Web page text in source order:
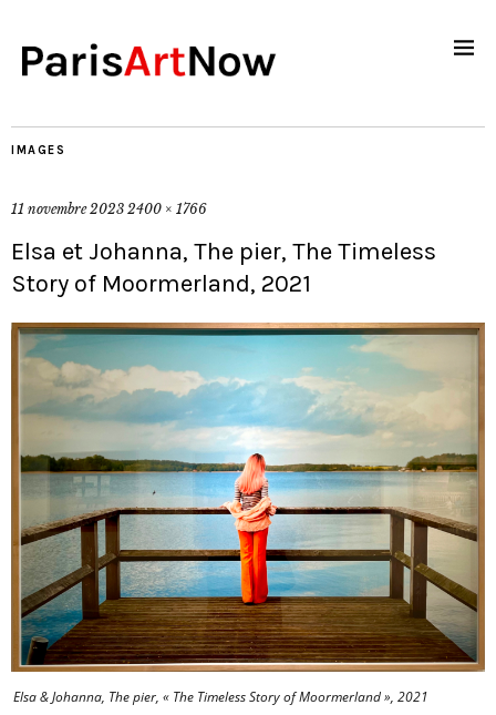
IMAGES
11 novembre 2023 2400 × 1766
Elsa et Johanna, The pier, The Timeless
Story of Moormerland, 2021
Elsa & Johanna, The pier, « The Timeless Story of Moormerland », 2021